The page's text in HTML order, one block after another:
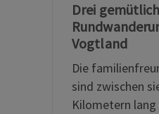
Drei
Vogtland
Die
sind zwischen
Kilometern